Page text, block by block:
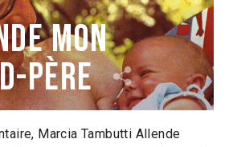
mon
père
Allende Chili 2015
1h37
Marcia Tambutti Allende